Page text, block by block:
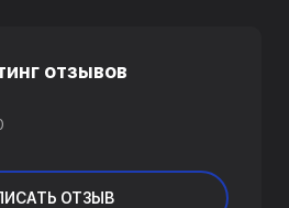
отзывов
ОТЗЫВ